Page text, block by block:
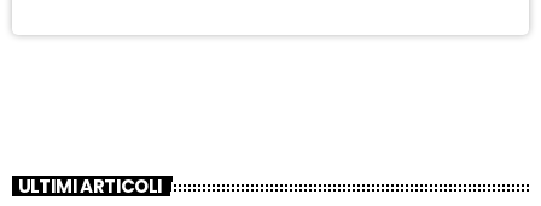
ULTIMI ARTICOLI